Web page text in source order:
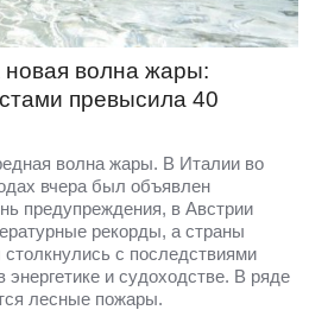
волна жары:
превысила 40
волна жары. В Италии во
вчера был объявлен
предупреждения, в Австрии
рекорды, а страны
с последствиями
и судоходстве. В ряде
лесные пожары.